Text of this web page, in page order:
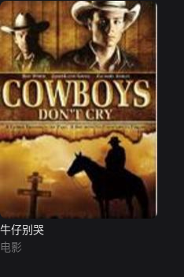
牛仔别哭
电影